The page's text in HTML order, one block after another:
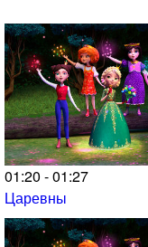
01:20 - 01:27
Царевны